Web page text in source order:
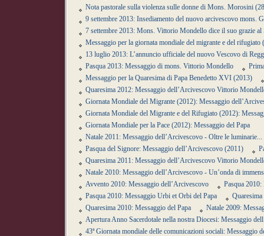
Nota pastorale sulla violenza sulle donne di Mons. Morosini
9 settembre 2013: Insediamento del nuovo arcivescovo mons.
7 settembre 2013: Mons. Vittorio Mondello dice il suo grazie
Messaggio per la giornata mondiale del migrante e del rifugiato
13 luglio 2013: L’annuncio ufficiale del nuovo Vescovo di
Pasqua 2013: Messaggio di mons. Vittorio Mondello
Messaggio per la Quaresima di Papa Benedetto XVI (2013)
Quaresima 2012: Messaggio dell’Arcivescovo Vittorio
Giornata Mondiale del Migrante (2012): Messaggio
Giornata Mondiale del Migrante e del Rifugiato (2012):
Giornata Mondiale per la Pace (2012): Messaggio del Papa
Natale 2011: Messaggio dell’Arcivescovo - Oltre le
Pasqua del Signore: Messaggio dell’Arcivescovo (2011)
Quaresima 2011: Messaggio dell’Arcivescovo Vittorio
Natale 2010: Messaggio dell’Arcivescovo - Un’onda di
Avvento 2010: Messaggio dell’Arcivescovo
Pasqua
Pasqua 2010: Messaggio Urbi et Orbi del Papa
Quaresima 2010: Messaggio del Papa
Natale 2009:
Apertura Anno Sacerdotale nella nostra Diocesi: Messaggio
43ª Giornata mondiale delle comunicazioni sociali: Messaggio